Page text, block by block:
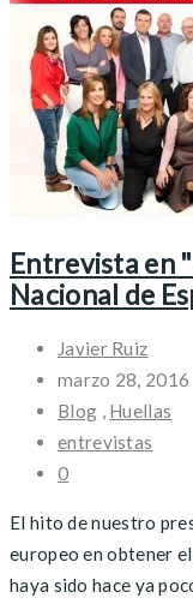
Entrevista en
Nacional de
Javier Ruiz
marzo 28, 2016
Blog , Huellas
entrevistas
0
El hito de nuestro
europeo en obtener
haya sido hace ya